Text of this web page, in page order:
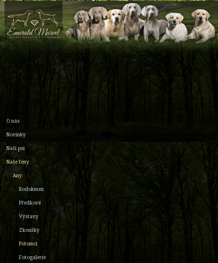
O nás
Novinky
Naši psi
Naše feny
Any
Rodokmen
Předkové
Výstavy
Zkoušky
Potomci
Fotogalerie